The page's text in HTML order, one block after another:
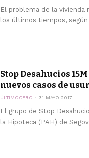
El problema de la vivienda
los últimos tiempos,
Stop Desahucios
nuevos casos de
ÚLTIMOCERO 31 MAYO 2017
El grupo de Stop
la Hipoteca (PAH) de